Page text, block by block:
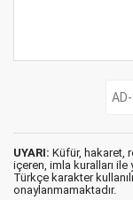
UYARI: Küfür, hakaret,
içeren, imla kuralları ile
Türkçe karakter
onaylanmamaktadır.